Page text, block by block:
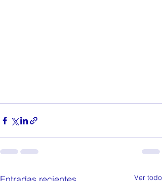
Ver todo